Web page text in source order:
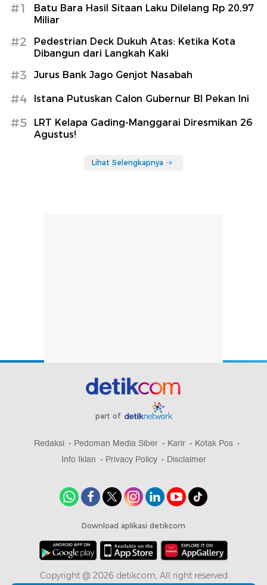
#1
Batu Bara Hasil Sitaan Laku Dilelang Rp 20,97
Miliar
#2
Pedestrian Deck Dukuh Atas: Ketika Kota
Dibangun dari Langkah Kaki
#3 Jurus Bank Jago Genjot Nasabah
#4 Istana Putuskan Calon Gubernur BI Pekan Ini
#5
LRT Kelapa Gading-Manggarai Diresmikan 26
Agustus!
Lihat Selengkapnya
part of
Redaksi Pedoman Media Siber Karir
Kotak Pos
Info Iklan
Privacy Policy Disclaimer
Download aplikasi detikcom
Copyright @ 2026 detikcom, All right reserved